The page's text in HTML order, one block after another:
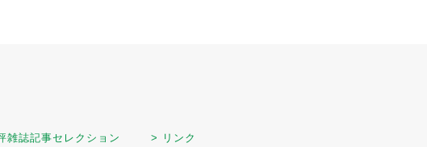
雑誌記事セレクション > リンク